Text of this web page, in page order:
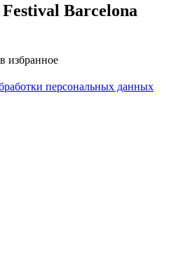
Barcelona
избранное
персональных данных